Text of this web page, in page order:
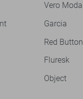
Vero Moda
Garcia
Red Button
Fluresk
Object